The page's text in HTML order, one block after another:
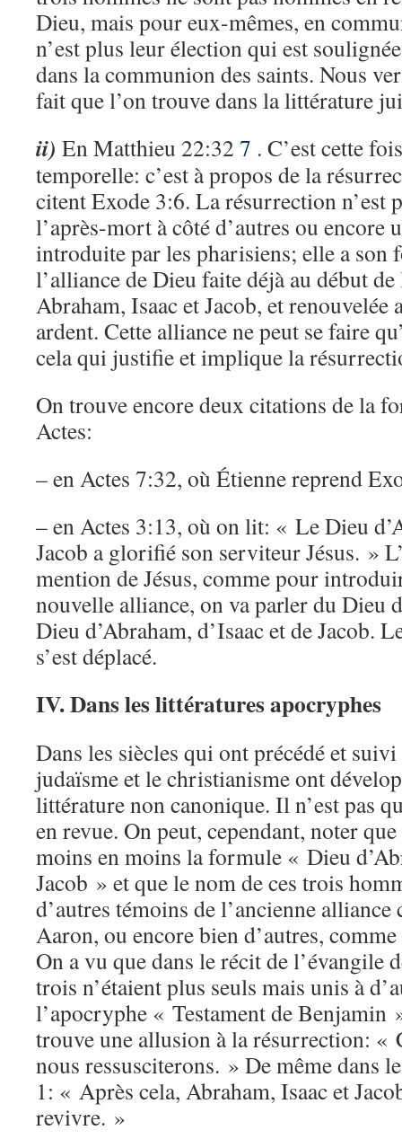
Dieu, mais pour eux-mêmes, en
n’est plus leur élection qui est
dans la communion des saints. Nous
fait que l’on trouve dans la littérature
ii) En Matthieu 22:32 7 . C’est cette
temporelle: c’est à propos de la
citent Exode 3:6. La résurrection n’est
l’après-mort à côté d’autres ou encore
introduite par les pharisiens; elle a son
l’alliance de Dieu faite déjà au début
Abraham, Isaac et Jacob, et renouvelée
ardent. Cette alliance ne peut se faire
cela qui justifie et implique la
On trouve encore deux citations de la
Actes:
– en Actes 7:32, où Étienne reprend
– en Actes 3:13, où on lit: « Le Dieu
Jacob a glorifié son serviteur Jésus. »
mention de Jésus, comme pour
nouvelle alliance, on va parler du Dieu
Dieu d’Abraham, d’Isaac et de Jacob.
s’est déplacé.
IV. Dans les littératures apocryphes
Dans les siècles qui ont précédé et
judaïsme et le christianisme ont
littérature non canonique. Il n’est pas
en revue. On peut, cependant, noter
moins en moins la formule « Dieu
Jacob » et que le nom de ces trois
d’autres témoins de l’ancienne
Aaron, ou encore bien d’autres,
On a vu que dans le récit de l’évangile
trois n’étaient plus seuls mais unis à
l’apocryphe « Testament de Benjamin
trouve une allusion à la résurrection: «
nous ressusciterons. » De même dans
1: « Après cela, Abraham, Isaac et
revivre. »